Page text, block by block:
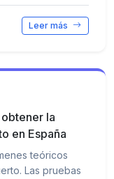
Leer más
la
en España
teóricos
Las pruebas